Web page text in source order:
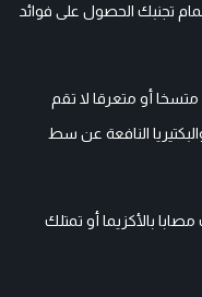
تجنبك الحصول على فوائد
أو متعرقا لا تقم
النافعة عن سط
بالأكزيما أو تمتلك